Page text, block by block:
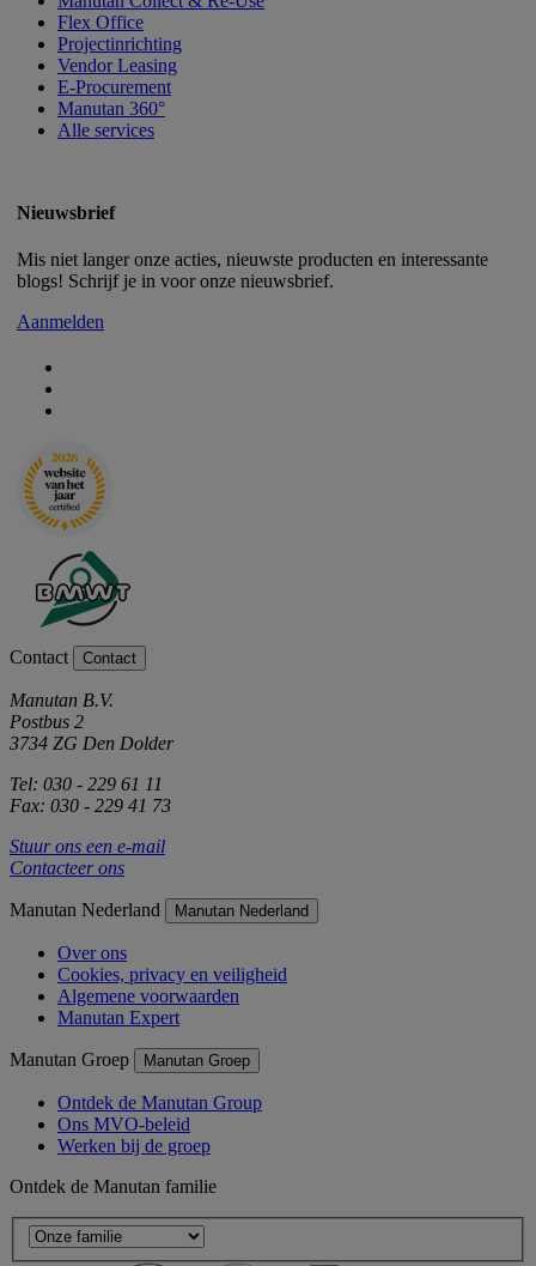
Flex Office
Projectinrichting
Vendor Leasing
E-Procurement
Manutan 360°
Alle services
Nieuwsbrief
Mis niet langer onze acties, nieuwste producten en interessante
blogs! Schrijf je in voor onze nieuwsbrief.
Aanmelden
Contact Contact
Manutan B.V.
Postbus 2
3734 ZG Den Dolder
Tel: 030 - 229 61 11
Fax: 030 - 229 41 73
Stuur ons een e-mail
Contacteer ons
Manutan Nederland Manutan Nederland
Over ons
Cookies, privacy en veiligheid
Algemene voorwaarden
Manutan Expert
Manutan Groep Manutan Groep
Ontdek de Manutan Group
Ons MVO-beleid
Werken bij de groep
Ontdek de Manutan familie